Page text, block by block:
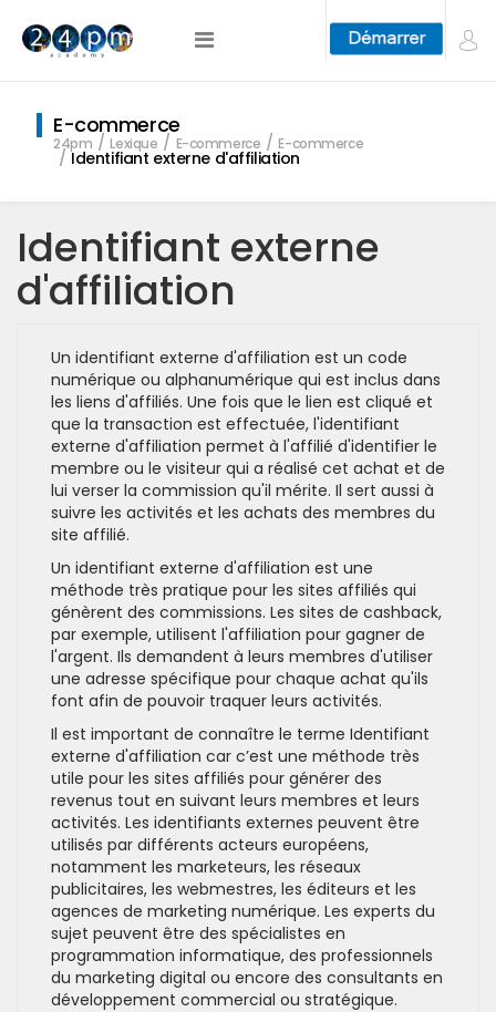
E-commerce
24pm Lexique E-commerce E-commerce
Identifiant externe d'affiliation
Identifiant externe
d'affiliation
Un identifiant externe d'affiliation est un code
numérique ou alphanumérique qui est inclus dans
les liens d'affiliés. Une fois que le lien est cliqué et
que la transaction est effectuée, l'identifiant
externe d'affiliation permet à l'affilié d'identifier le
membre ou le visiteur qui a réalisé cet achat et de
lui verser la commission qu'il mérite. Il sert aussi à
suivre les activités et les achats des membres du
site affilié.
Un identifiant externe d'affiliation est une
méthode très pratique pour les sites affiliés qui
génèrent des commissions. Les sites de cashback,
par exemple, utilisent l'affiliation pour gagner de
l'argent. Ils demandent à leurs membres d'utiliser
une adresse spécifique pour chaque achat qu'ils
font afin de pouvoir traquer leurs activités.
Il est important de connaître le terme Identifiant
externe d'affiliation car c’est une méthode très
utile pour les sites affiliés pour générer des
revenus tout en suivant leurs membres et leurs
activités. Les identifiants externes peuvent être
utilisés par différents acteurs européens,
notamment les marketeurs, les réseaux
publicitaires, les webmestres, les éditeurs et les
agences de marketing numérique. Les experts du
sujet peuvent être des spécialistes en
programmation informatique, des professionnels
du marketing digital ou encore des consultants en
développement commercial ou stratégique.